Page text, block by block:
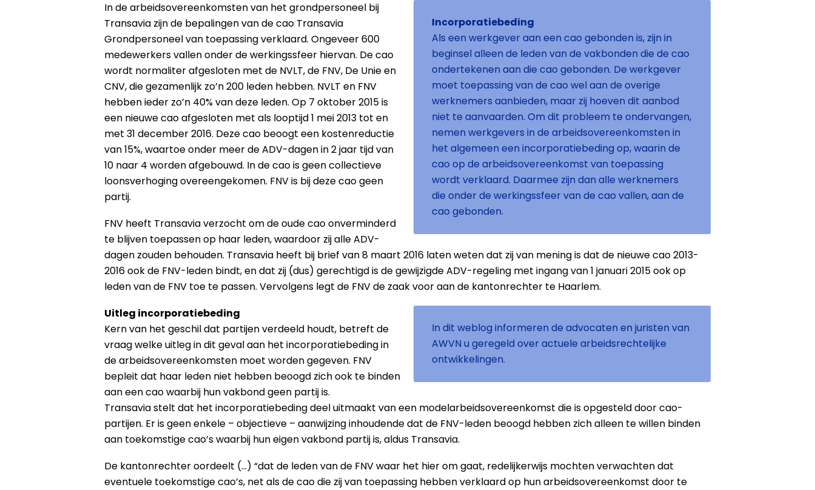
Incorporatiebeding
Als een werkgever aan een cao gebonden is, zijn in
beginsel alleen de leden van de vakbonden die de cao
ondertekenen aan die cao gebonden. De werkgever
moet toepassing van de cao wel aan de overige
werknemers aanbieden, maar zij hoeven dit aanbod
niet te aanvaarden. Om dit probleem te ondervangen,
nemen werkgevers in de arbeidsovereenkomsten in
het algemeen een incorporatiebeding op, waarin de
cao op de arbeidsovereenkomst van toepassing
wordt verklaard. Daarmee zijn dan alle werknemers
die onder de werkingssfeer van de cao vallen, aan de
cao gebonden.
In de arbeidsovereenkomsten van het grondpersoneel bij
Transavia zijn de bepalingen van de cao Transavia
Grondpersoneel van toepassing verklaard. Ongeveer 600
medewerkers vallen onder de werkingssfeer hiervan. De cao
wordt normaliter afgesloten met de NVLT, de FNV, De Unie en
CNV, die gezamenlijk zo’n 200 leden hebben. NVLT en FNV
hebben ieder zo’n 40% van deze leden. Op 7 oktober 2015 is
een nieuwe cao afgesloten met als looptijd 1 mei 2013 tot en
met 31 december 2016. Deze cao beoogt een kostenreductie
van 15%, waartoe onder meer de ADV-dagen in 2 jaar tijd van
10 naar 4 worden afgebouwd. In de cao is geen collectieve
loonsverhoging overeengekomen. FNV is bij deze cao geen
partij.
FNV heeft Transavia verzocht om de oude cao onverminderd
te blijven toepassen op haar leden, waardoor zij alle ADV-
dagen zouden behouden. Transavia heeft bij brief van 8 maart 2016 laten weten dat zij van mening is dat de nieuwe cao 2013-
2016 ook de FNV-leden bindt, en dat zij (dus) gerechtigd is de gewijzigde ADV-regeling met ingang van 1 januari 2015 ook op
leden van de FNV toe te passen. Vervolgens legt de FNV de zaak voor aan de kantonrechter te Haarlem.
In dit weblog informeren de advocaten en juristen van
AWVN u geregeld over actuele arbeidsrechtelijke
ontwikkelingen.
Uitleg incorporatiebeding
Kern van het geschil dat partijen verdeeld houdt, betreft de
vraag welke uitleg in dit geval aan het incorporatiebeding in
de arbeidsovereenkomsten moet worden gegeven. FNV
bepleit dat haar leden niet hebben beoogd zich ook te binden
aan een cao waarbij hun vakbond geen partij is.
Transavia stelt dat het incorporatiebeding deel uitmaakt van een modelarbeidsovereenkomst die is opgesteld door cao-
partijen. Er is geen enkele – objectieve – aanwijzing inhoudende dat de FNV-leden beoogd hebben zich alleen te willen binden
aan toekomstige cao’s waarbij hun eigen vakbond partij is, aldus Transavia.
De kantonrechter oordeelt (…) “dat de leden van de FNV waar het hier om gaat, redelijkerwijs mochten verwachten dat
eventuele toekomstige cao’s, net als de cao die zij van toepassing hebben verklaard op hun arbeidsovereenkomst door te